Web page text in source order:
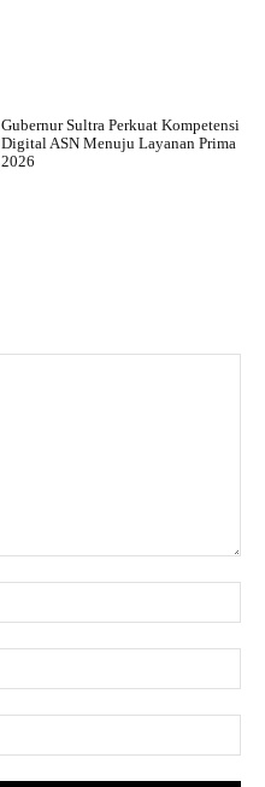
Gubernur Sultra Perkuat Kompetensi
Digital ASN Menuju Layanan Prima
2026